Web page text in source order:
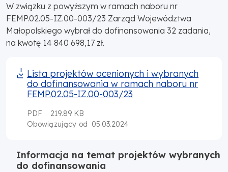
W związku z powyższym w ramach naboru nr
FEMP.02.05-IZ.00-003/23 Zarząd Województwa
Małopolskiego wybrał do dofinansowania 32 zadania,
na kwotę 14 840 698,17 zł.
Lista projektów ocenionych i wybranych
do dofinansowania w ramach naboru nr
FEMP.02.05-IZ.00-003/23
PDF
219.89 KB
Obowiązujący od 05.03.2024
Informacja na temat projektów wybranych
do dofinansowania